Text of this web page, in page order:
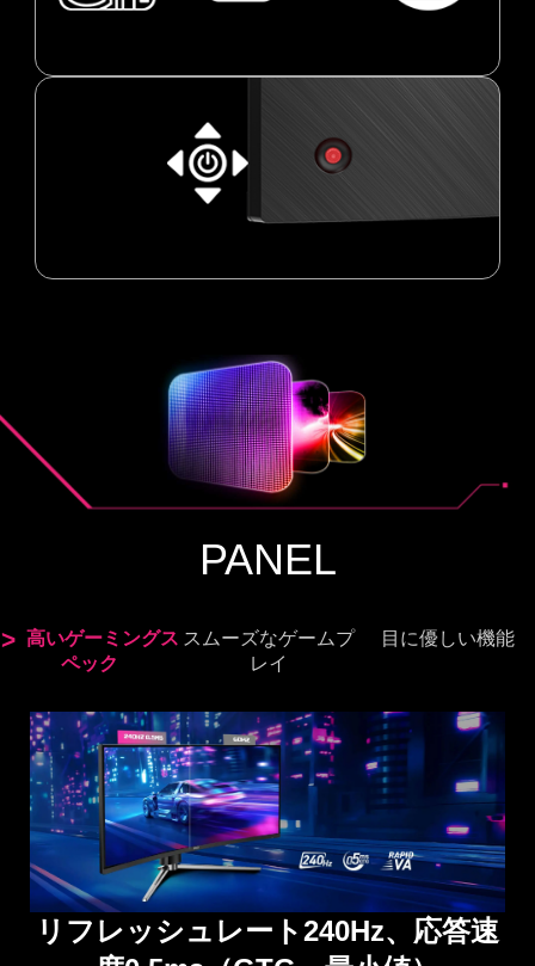
PANEL
高いゲーミングス
ペック
スムーズなゲームプ
レイ
目に優しい機能
リフレッシュレート240Hz、応答速
Adaptive-Sync
アンチフリッカー、ブルーライトカ